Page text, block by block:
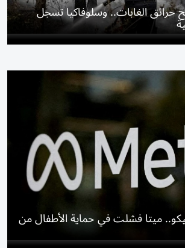
حرائق الغابات.. وسلوفاكيا تسجل
ميتا فشلت في حماية الأطفال من